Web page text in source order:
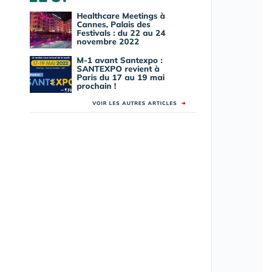
Healthcare Meetings à
Cannes, Palais des
Festivals : du 22 au 24
novembre 2022
M-1 avant Santexpo :
SANTEXPO revient à
Paris du 17 au 19 mai
prochain !
VOIR LES AUTRES ARTICLES ➜